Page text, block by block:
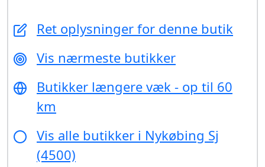
Ret oplysninger for denne butik
Vis nærmeste butikker
Butikker længere væk - op til 60
km
Vis alle butikker i Nykøbing Sj
(4500)